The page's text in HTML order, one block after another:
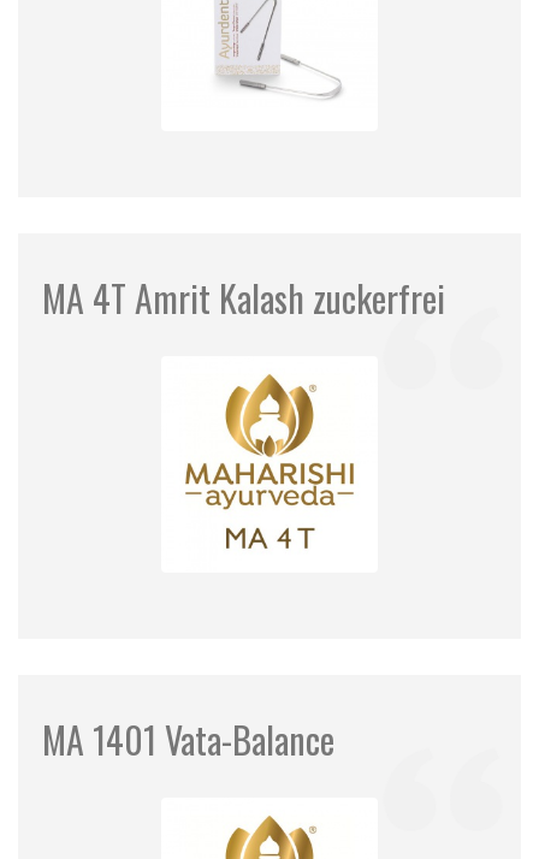
MA 4T Amrit Kalash zuckerfrei
MA 1401 Vata-Balance